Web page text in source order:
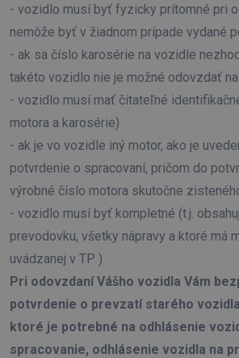
- vozidlo musí byť fyzicky prítomné pri
nemôže byť v žiadnom prípade vydané
- ak sa číslo karosérie na vozidle
takéto vozidlo nie je možné odovzdať
- vozidlo musí mať čitateľné
motora a karosérie)
- ak je vo vozidle iný motor, ako je
potvrdenie o spracovaní, pričom do
výrobné číslo motora skutočne
- vozidlo musí byť kompletné (t.j.
prevodovku, všetky nápravy a ktoré má
uvádzanej v TP )
Pri odovzdaní Vášho vozidla Vám
potvrdenie o prevzatí starého
ktoré je potrebné na odhlásenie
spracovanie, odhlásenie vozidla na